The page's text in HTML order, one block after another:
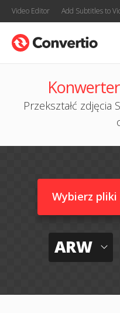
Video Editor Add Subtitles to
Przekształć zdjęcia
Wybierz pliki
ARW